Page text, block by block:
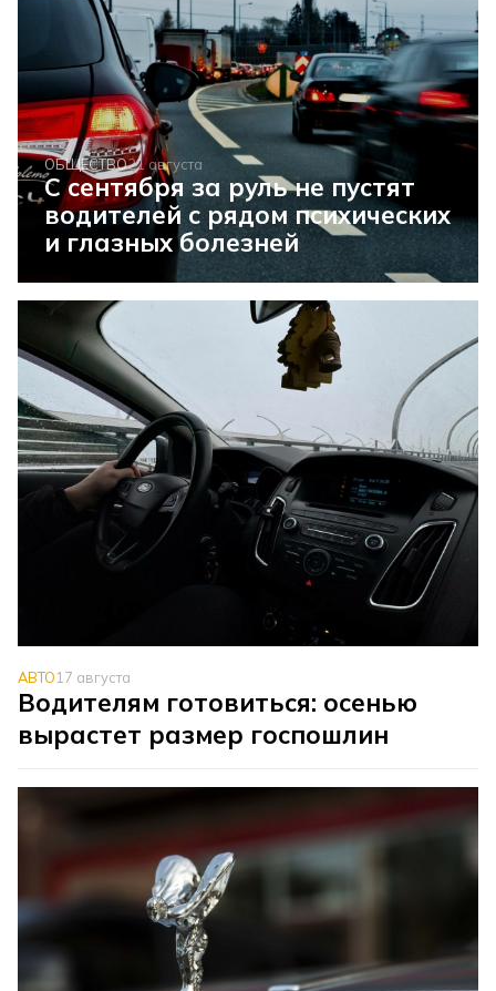
ОБЩЕСТВО21 августа
С сентября за руль не пустят
водителей с рядом психических
и глазных болезней
АВТО17 августа
Водителям готовиться: осенью
вырастет размер госпошлин